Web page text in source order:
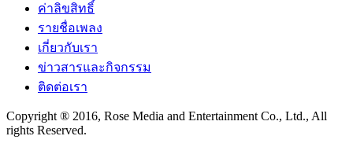
ค่าลิขสิทธิ์
รายชื่อเพลง
เกี่ยวกับเรา
ข่าวสารและกิจกรรม
ติดต่อเรา
Copyright ® 2016, Rose Media and Entertainment Co., Ltd., All
rights Reserved.